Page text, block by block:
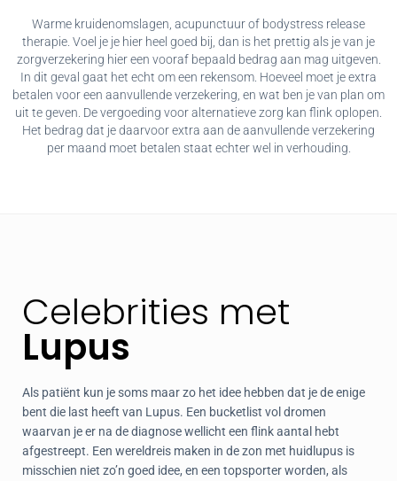
Warme kruidenomslagen, acupunctuur of bodystress release
therapie. Voel je je hier heel goed bij, dan is het prettig als je van je
zorgverzekering hier een vooraf bepaald bedrag aan mag uitgeven.
In dit geval gaat het echt om een rekensom. Hoeveel moet je extra
betalen voor een aanvullende verzekering, en wat ben je van plan om
uit te geven. De vergoeding voor alternatieve zorg kan flink oplopen.
Het bedrag dat je daarvoor extra aan de aanvullende verzekering
per maand moet betalen staat echter wel in verhouding.
Celebrities met
Lupus
Als patiënt kun je soms maar zo het idee hebben dat je de enige
bent die last heeft van Lupus. Een bucketlist vol dromen
waarvan je er na de diagnose wellicht een flink aantal hebt
afgestreept. Een wereldreis maken in de zon met huidlupus is
misschien niet zo’n goed idee, en een topsporter worden, als